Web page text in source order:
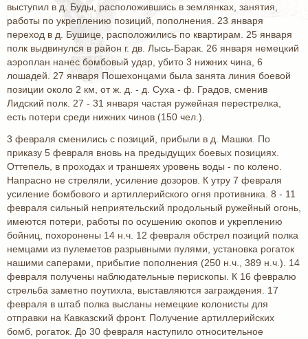
выступил в д. Буды, расположившись в землянках, занятия,
работы по укреплению позиций, пополнения. 23 января
переход в д. Бушице, расположились по квартирам. 25 января
полк выдвинулся в район г. дв. Лысь-Барак. 26 января немецкий
аэроплан нанес бомбовый удар, убито 3 нижних чина, 6
лошадей. 27 января Пошехонцами была занята линия боевой
позиции около 2 км, от ж. д. - д. Суха - ф. Градов, сменив
Лидский полк. 27 - 31 января частая ружейная перестрелка,
есть потери среди нижних чинов (150 чел.).
3 февраля сменились с позиций, прибыли в д. Машки. По
приказу 5 февраля вновь на предыдущих боевых позициях.
Оттепель, в проходах и траншеях уровень воды - по колено.
Напрасно не стреляли, усиление дозоров. К утру 7 февраля
усиление бомбового и артиллерийского огня противника. 8 - 11
февраля сильный неприятельский продольный ружейный огонь,
имеются потери, работы по осушению окопов и укреплению
бойниц, похоронены 14 н.ч. 12 февраля обстрел позиций полка
немцами из пулеметов разрывными пулями, установка рогаток
нашими саперами, прибытие пополнения (250 н.ч., 389 н.ч.). 14
февраля получены наблюдательные перископы. К 16 февралю
стрельба заметно поутихла, выставляются заграждения. 17
февраля в штаб полка высланы немецкие колонисты для
отправки на Кавказский фронт. Получение артиллерийских
бомб, рогаток. До 30 февраля наступило относительное